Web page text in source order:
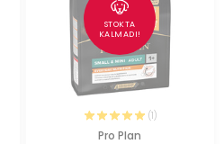
STOKTA
KALMADI!
(1)
Pro Plan